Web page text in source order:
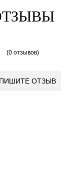
(0 отзывов)
ОТЗЫВ